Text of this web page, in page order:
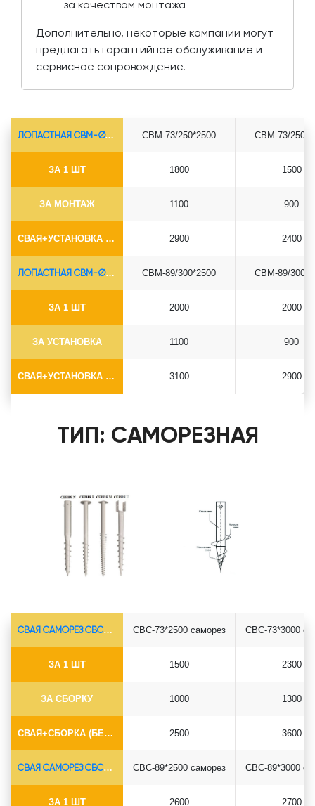
за качеством монтажа
Дополнительно, некоторые компании могут
предлагать гарантийное обслуживание и
сервисное сопровождение.
ЛОПАСТНАЯ СВМ-Ø73*5.5
ЗА 1 ШТ
ЗА МОНТАЖ
СВАЯ+УСТАНОВКА (БЕЗ ОГОЛОВКА)
СВМ-73/250*2500
1800
1100
2900
СВМ-73/
1500
900
2400
ЛОПАСТНАЯ СВМ-Ø89*6.5
ЗА 1 ШТ
ЗА УСТАНОВКА
СВАЯ+УСТАНОВКА (БЕЗ ОГОЛОВКА)
СВМ-89/300*2500
2000
1100
3100
СВМ-89/
2000
900
2900
ТИП: САМОРЕЗНАЯ
СВАЯ САМОРЕЗ СВС-Ø73*5.5
ЗА 1 ШТ
ЗА СБОРКУ
СВАЯ+СБОРКА (БЕЗ ОГОЛОВКА)
СВС-73*2500 саморез
1500
1000
2500
СВС-73*3000
2300
1300
3600
СВАЯ САМОРЕЗ СВС-Ø89*6.5
ЗА 1 ШТ
СВС-89*2500 саморез
2600
СВС-89*3000
2700